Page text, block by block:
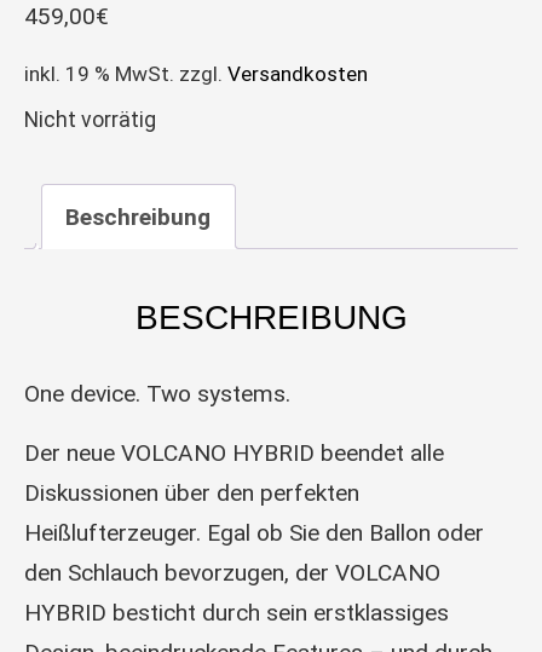
459,00€
inkl. 19 % MwSt. zzgl. Versandkosten
Nicht vorrätig
Beschreibung
BESCHREIBUNG
One device. Two systems.
Der neue VOLCANO HYBRID beendet alle
Diskussionen über den perfekten
Heißlufterzeuger. Egal ob Sie den Ballon oder
den Schlauch bevorzugen, der VOLCANO
HYBRID besticht durch sein erstklassiges